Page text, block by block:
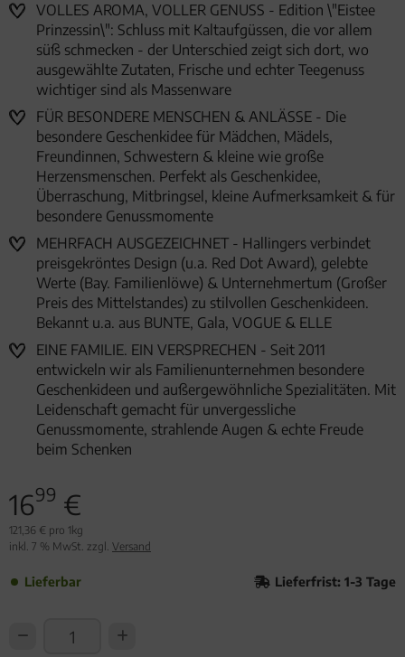
VOLLES AROMA, VOLLER GENUSS - Edition \"Eistee
Prinzessin\": Schluss mit Kaltaufgüssen, die vor allem
süß schmecken - der Unterschied zeigt sich dort, wo
ausgewählte Zutaten, Frische und echter Teegenuss
wichtiger sind als Massenware
FÜR BESONDERE MENSCHEN & ANLÄSSE - Die
besondere Geschenkidee für Mädchen, Mädels,
Freundinnen, Schwestern & kleine wie große
Herzensmenschen. Perfekt als Geschenkidee,
Überraschung, Mitbringsel, kleine Aufmerksamkeit & für
besondere Genussmomente
MEHRFACH AUSGEZEICHNET - Hallingers verbindet
preisgekröntes Design (u.a. Red Dot Award), gelebte
Werte (Bay. Familienlöwe) & Unternehmertum (Großer
Preis des Mittelstandes) zu stilvollen Geschenkideen.
Bekannt u.a. aus BUNTE, Gala, VOGUE & ELLE
EINE FAMILIE. EIN VERSPRECHEN - Seit 2011
entwickeln wir als Familienunternehmen besondere
Geschenkideen und außergewöhnliche Spezialitäten. Mit
Leidenschaft gemacht für unvergessliche
Genussmomente, strahlende Augen & echte Freude
beim Schenken
1699 €
121,36 € pro 1kg
inkl. 7 % MwSt. zzgl. Versand
Lieferbar Lieferfrist: 1-3 Tage